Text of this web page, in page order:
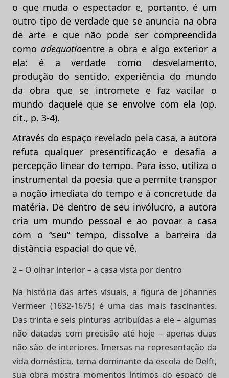
o que muda o espectador e, portanto, é um
outro tipo de verdade que se anuncia na obra
de arte e que não pode ser compreendida
como adequatioentre a obra e algo exterior a
ela: é a verdade como desvelamento,
produção do sentido, experiência do mundo
da obra que se intromete e faz vacilar o
mundo daquele que se envolve com ela (op.
cit., p. 3-4).
Através do espaço revelado pela casa, a autora
refuta qualquer presentificação e desafia a
percepção linear do tempo. Para isso, utiliza o
instrumental da poesia que a permite transpor
a noção imediata do tempo e à concretude da
matéria. De dentro de seu invólucro, a autora
cria um mundo pessoal e ao povoar a casa
com o “seu” tempo, dissolve a barreira da
distância espacial do que vê.
2 – O olhar interior – a casa vista por dentro
Na história das artes visuais, a figura de Johannes
Vermeer (1632-1675) é uma das mais fascinantes.
Das trinta e seis pinturas atribuídas a ele – algumas
não datadas com precisão até hoje – apenas duas
não são de interiores. Imersas na representação da
vida doméstica, tema dominante da escola de Delft,
sua obra mostra momentos íntimos do espaço de